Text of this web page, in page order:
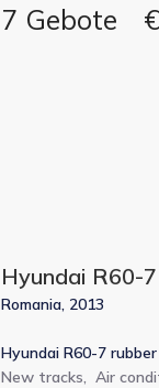
7 Gebote
Hyundai R60-
Romania, 2013
Hyundai R60-7
New tracks, Air